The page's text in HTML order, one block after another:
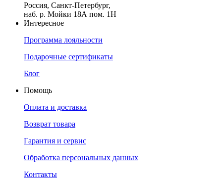
Россия, Санкт-Петербург,
наб. р. Мойки 18А пом. 1Н
Интересное
Программа лояльности
Подарочные сертификаты
Блог
Помощь
Оплата и доставка
Возврат товара
Гарантия и сервис
Обработка персональных данных
Контакты